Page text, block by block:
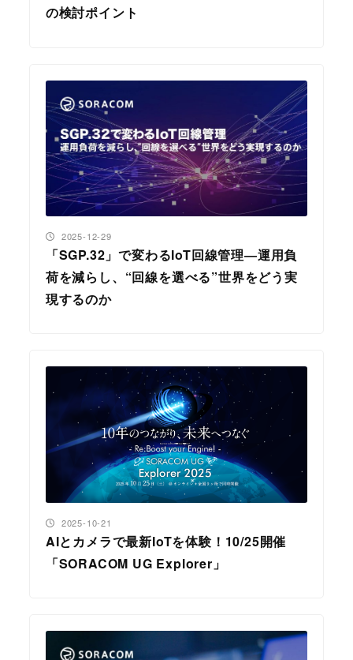
の検討ポイント
「SGP.32」で変わるIoT回線管理―運用負
荷を減らし、“回線を選べる”世界をどう実
現するのか
投稿日
2025-12-29
AIとカメラで最新IoTを体験！10/25開催
「SORACOM UG Explorer」
投稿日
2025-10-21